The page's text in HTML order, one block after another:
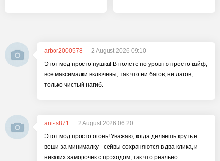
arbor2000578
2 August 2026 09:10
Этот мод просто пушка! В полете по уровню просто кайф,
все максималки включены, так что ни багов, ни лагов,
только чистый нагиб.
ant-ts871
2 August 2026 06:20
Этот мод просто огонь! Уважаю, когда делаешь крутые
вещи за минималку - сейвы сохраняются в два клика, и
никаких заморочек с проходом, так что реально